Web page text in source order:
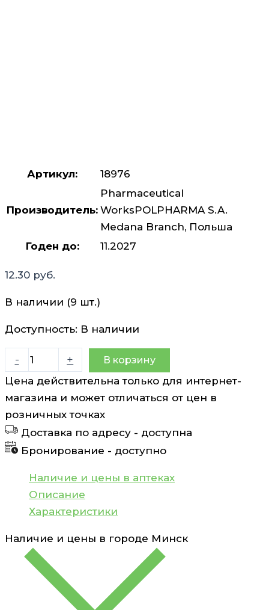
Артикул: 18976
Производитель:
Pharmaceutical
WorksPOLPHARMA S.A.
Medana Branch, Польша
Годен до:
11.2027
12.30 руб.
В наличии (9 шт.)
Доступность: В наличии
-
Количество
товара
Боботик
для
приема
внутрь
66.66мг/
30мл
+ В корзину
Цена действительна только для интернет-
магазина и может отличаться от цен в
розничных точках
Доставка по адресу - доступна
Бронирование - доступно
Наличие и цены в аптеках
Описание
Характеристики
Наличие и цены в городе Минск